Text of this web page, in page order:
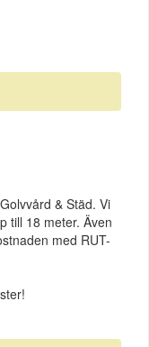
& Städ. Vi
till 18 meter. Även
med RUT-